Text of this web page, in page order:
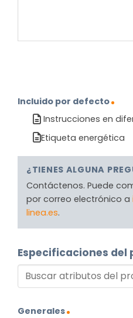
Incluido por defecto
Instrucciones en
Etiqueta energética
¿TIENES ALGUNA
Contáctenos. Puede
por correo electrónico a
linea.es.
Especificaciones del
Generales